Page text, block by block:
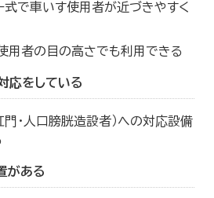
式で車いす使用者が近づきやすく
用者の目の高さでも利用できる
応をしている
門・人口膀胱造設者）への対応設備
がある